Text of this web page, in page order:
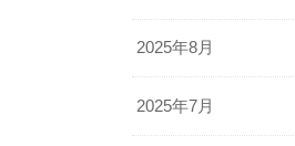
2025年8月
2025年7月